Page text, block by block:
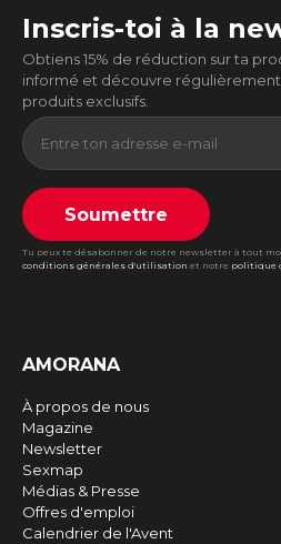
Inscris-toi à la
Obtiens 15% de réduction sur ta
informé et découvre
produits exclusifs.
Soumettre
Tu peux te désabonner de notre newsletter à tout
conditions générales d'utilisation et notre politique
AMORANA
À propos de nous
Magazine
Newsletter
Sexmap
Médias & Presse
Offres d'emploi
Calendrier de l'Avent